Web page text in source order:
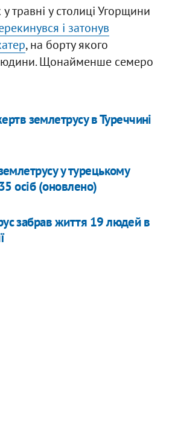
травні у столиці Угорщини
і затонув
, на борту якого
Щонайменше семеро
землетрусу в Туреччині
у турецькому
осіб (оновлено)
забрав життя 19 людей в